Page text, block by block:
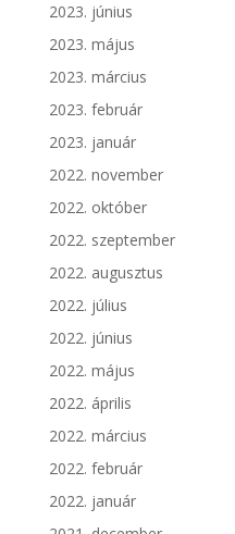
2023. június
2023. május
2023. március
2023. február
2023. január
2022. november
2022. október
2022. szeptember
2022. augusztus
2022. július
2022. június
2022. május
2022. április
2022. március
2022. február
2022. január